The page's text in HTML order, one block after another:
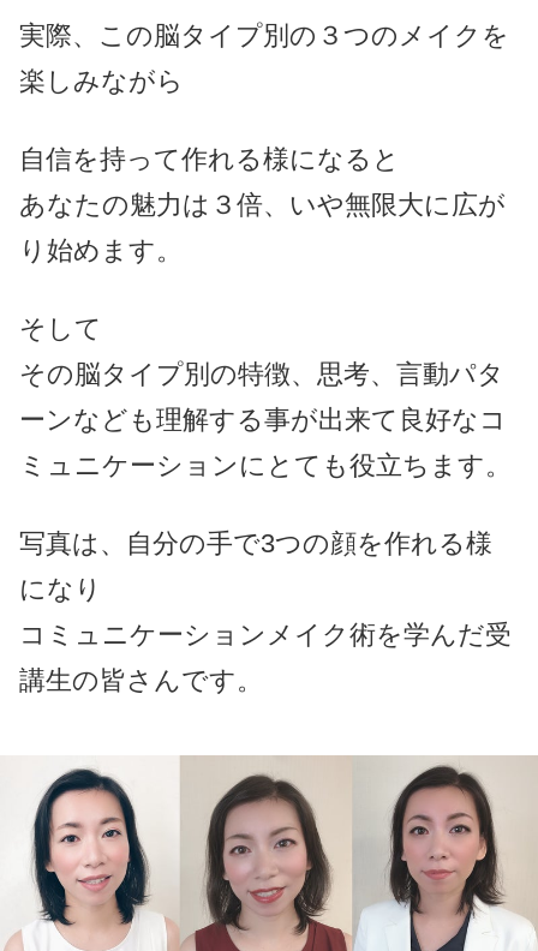
実際、この脳タイプ別の３つのメイクを
楽しみながら
自信を持って作れる様になると
あなたの魅力は３倍、いや無限大に広が
り始めます。
そして
その脳タイプ別の特徴、 思考、言動パタ
ーンなども理解する事が出来て 良好なコ
ミュニケーションにとても役立ちます。
写真は、自分の手で3つの顔を作れる様
になり
コミュニケーションメイク術を学んだ受
講生の皆さんです。